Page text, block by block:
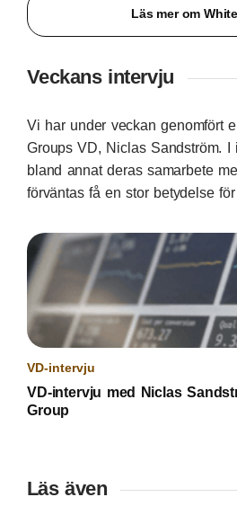
Läs mer om
Veckans intervju
Vi har under veckan genomfört
Groups VD, Niclas Sandström. I
bland annat deras samarbete
förväntas få en stor betydelse
VD-intervju
VD-intervju med Niclas
Group
Läs även